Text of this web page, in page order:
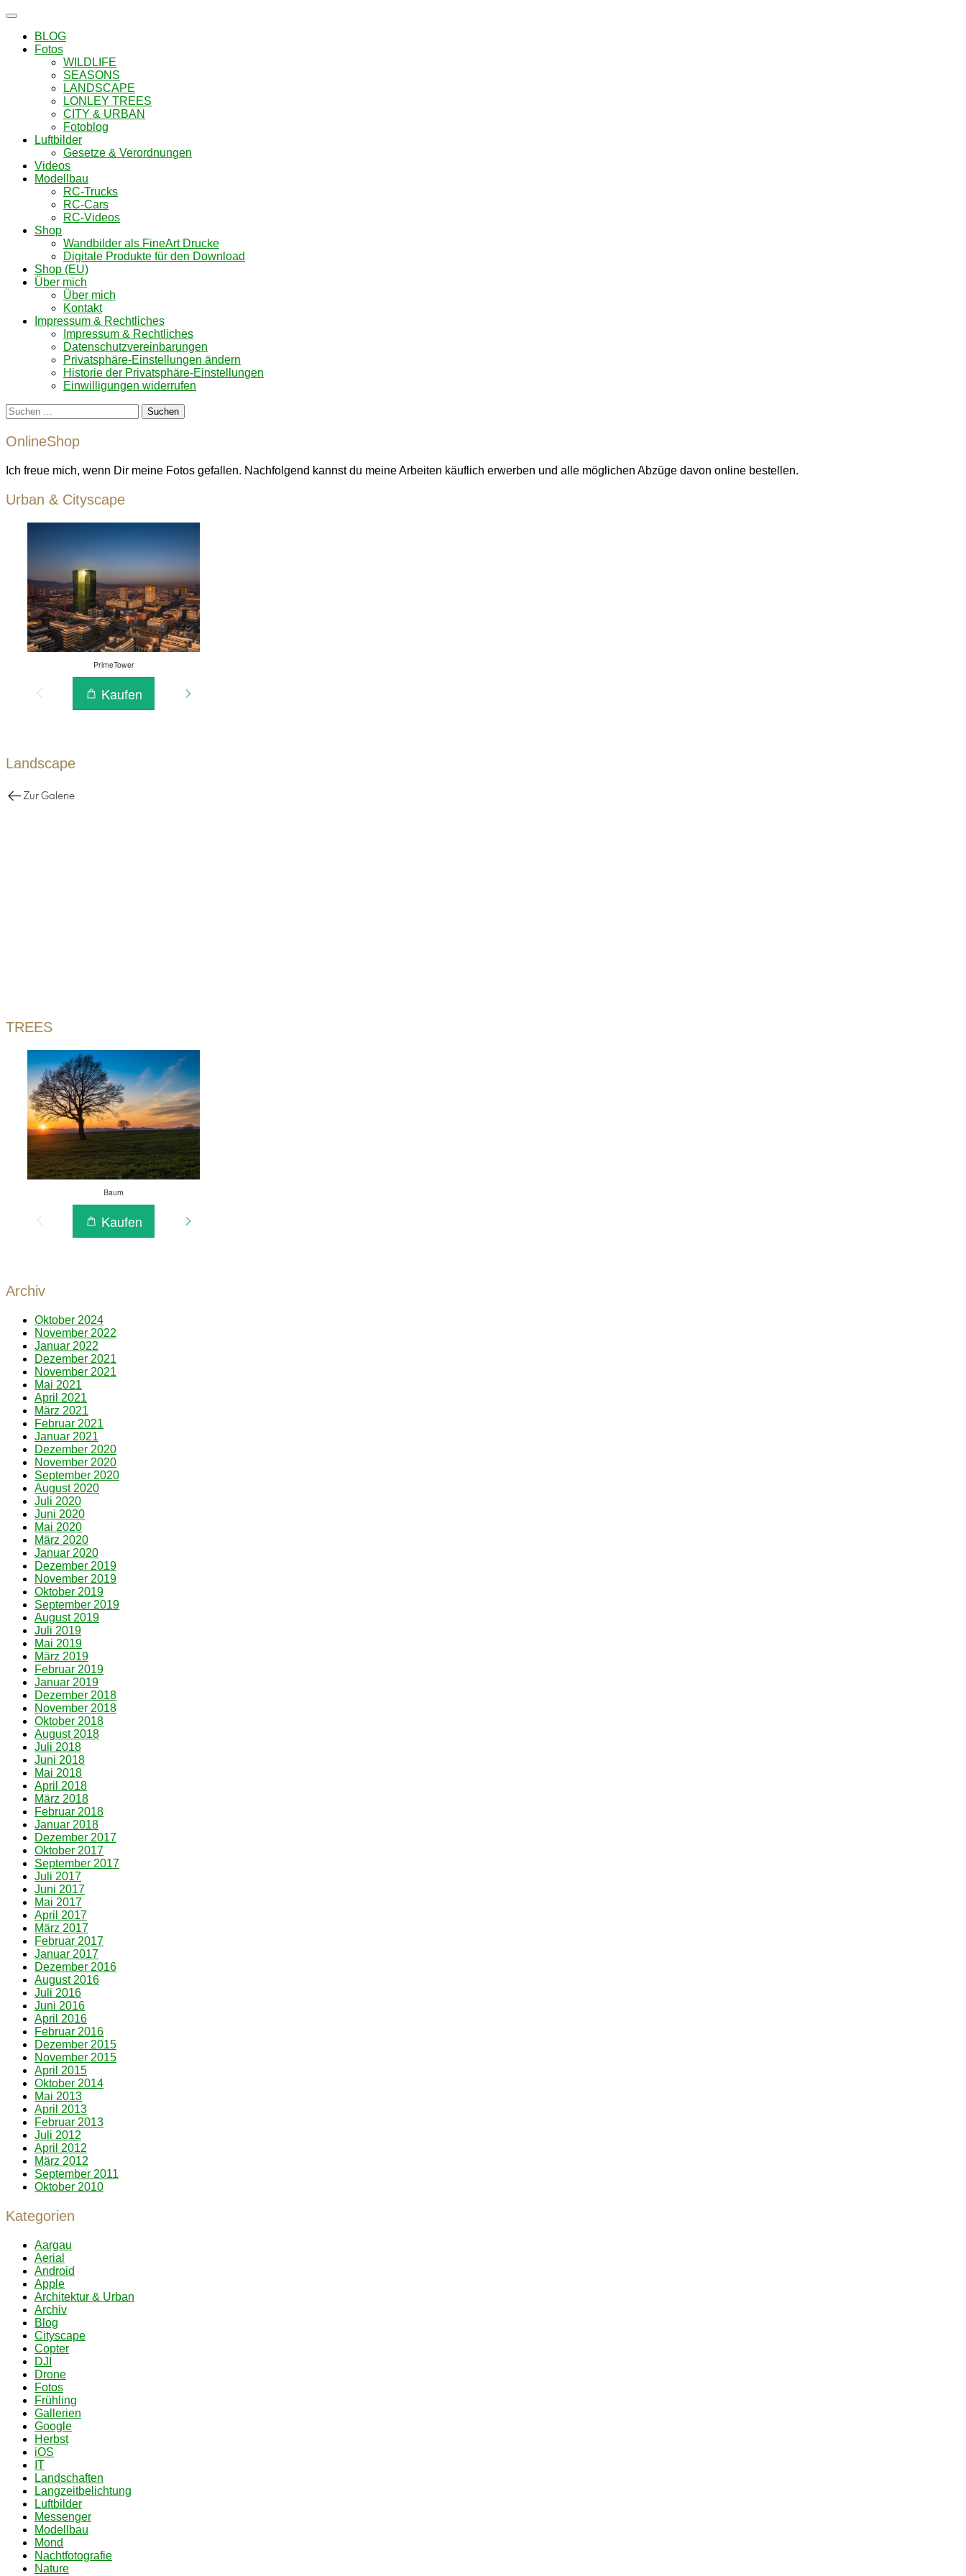
Navigation
umschalten
BLOG
Fotos
WILDLIFE
SEASONS
LANDSCAPE
LONLEY TREES
CITY & URBAN
Fotoblog
Luftbilder
Gesetze & Verordnungen
Videos
Modellbau
RC-Trucks
RC-Cars
RC-Videos
Shop
Wandbilder als FineArt Drucke
Digitale Produkte für den Download
Shop (EU)
Über mich
Über mich
Kontakt
Impressum & Rechtliches
Impressum & Rechtliches
Datenschutzvereinbarungen
Privatsphäre-Einstellungen ändern
Historie der Privatsphäre-Einstellungen
Einwilligungen widerrufen
Suchen
nach:
OnlineShop
Ich freue mich, wenn Dir meine Fotos gefallen. Nachfolgend kannst du meine Arbeiten käuflich erwerben und alle möglichen Abzüge davon online bestellen.
Urban & Cityscape
Landscape
TREES
Archiv
Oktober 2024
November 2022
Januar 2022
Dezember 2021
November 2021
Mai 2021
April 2021
März 2021
Februar 2021
Januar 2021
Dezember 2020
November 2020
September 2020
August 2020
Juli 2020
Juni 2020
Mai 2020
März 2020
Januar 2020
Dezember 2019
November 2019
Oktober 2019
September 2019
August 2019
Juli 2019
Mai 2019
März 2019
Februar 2019
Januar 2019
Dezember 2018
November 2018
Oktober 2018
August 2018
Juli 2018
Juni 2018
Mai 2018
April 2018
März 2018
Februar 2018
Januar 2018
Dezember 2017
Oktober 2017
September 2017
Juli 2017
Juni 2017
Mai 2017
April 2017
März 2017
Februar 2017
Januar 2017
Dezember 2016
August 2016
Juli 2016
Juni 2016
April 2016
Februar 2016
Dezember 2015
November 2015
April 2015
Oktober 2014
Mai 2013
April 2013
Februar 2013
Juli 2012
April 2012
März 2012
September 2011
Oktober 2010
Kategorien
Aargau
Aerial
Android
Apple
Architektur & Urban
Archiv
Blog
Cityscape
Copter
DJI
Drone
Fotos
Frühling
Gallerien
Google
Herbst
iOS
IT
Landschaften
Langzeitbelichtung
Luftbilder
Messenger
Modellbau
Mond
Nachtfotografie
Nature